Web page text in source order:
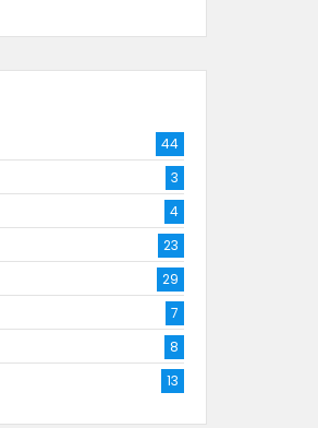
44
3
4
23
29
7
8
13